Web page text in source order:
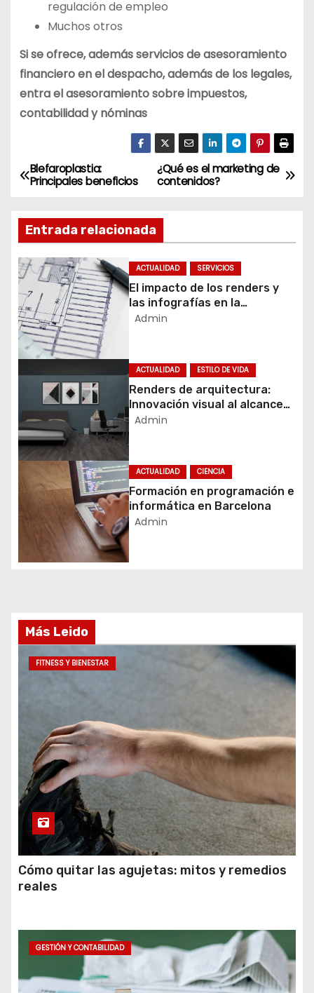
regulación de empleo
Muchos otros
Si se ofrece, además servicios de asesoramiento
financiero en el despacho, además de los legales,
entra el asesoramiento sobre impuestos,
contabilidad y nóminas
N
a
c
i
ó
n
e
n
t
r
d
a
¿Qué es el marketing de
contenidos?
Blefaroplastia:
Principales beneficios
Entrada relacionada
ACTUALIDAD SERVICIOS
El impacto de los renders y
las infografías en la
arquitectura y el diseño
Admin
ACTUALIDAD ESTILO DE VIDA
Renders de arquitectura:
Innovación visual al alcance
de tu mano
Admin
ACTUALIDAD CIENCIA
Formación en programación e
informática en Barcelona
Admin
Más Leido
FITNESS Y BIENESTAR
Cómo quitar las agujetas: mitos y remedios
reales
GESTIÓN Y CONTABILIDAD